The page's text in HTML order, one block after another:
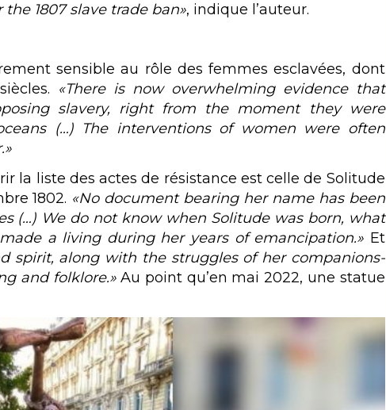
1807 slave trade ban», indique l’auteur.
sensible au rôle des femmes esclavées, dont
«There is now overwhelming evidence that
slavery, right from the moment they were
(…) The interventions of women were often
la liste des actes de résistance est celle de Solitude
1802. «No document bearing her name has been
(…) We do not know when Solitude was born, what
a living during her years of emancipation.» Et
spirit, along with the struggles of her companions-
and folklore.»Au point qu’en mai 2022, une statue